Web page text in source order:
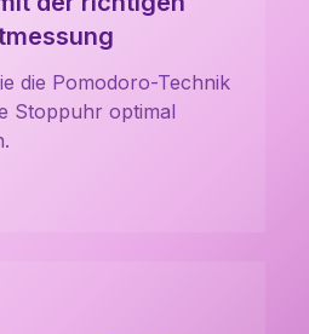
die Pomodoro-Technik
Stoppuhr optimal